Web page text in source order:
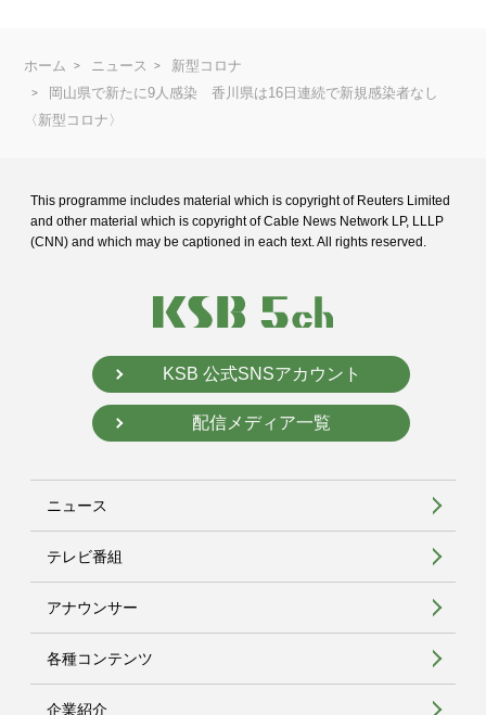
ホーム ニュース
新型コロナ
岡山県で新たに9人感染 香川県は16日連続で新規感染者なし
〈新型コロナ〉
This programme includes material which is copyright of Reuters Limited
and other material which is copyright of Cable News Network LP, LLLP
(CNN) and which may be captioned in each text. All rights reserved.
KSB 公式SNSアカウント
配信メディア一覧
ニュース
テレビ番組
アナウンサー
各種コンテンツ
企業紹介